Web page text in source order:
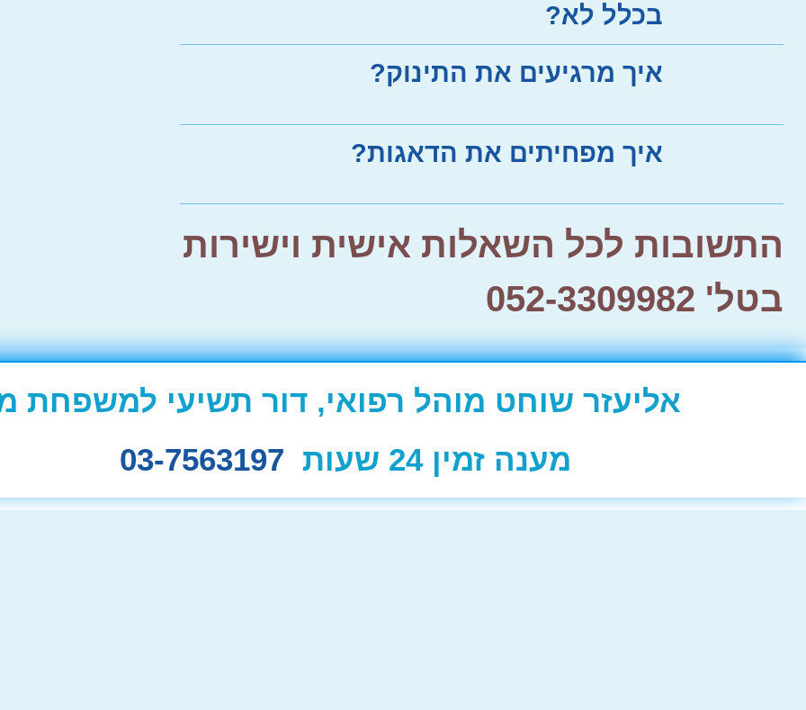
בכלל לא?
איך מרגיעים את התינוק?
איך מפחיתים את הדאגות?
התשובות לכל השאלות אישית וישירות
בטל' 052-3309982
אליעזר שוחט מוהל רפואי, דור תשיעי למשפחת
מענה זמין 24 שעות
03-7563197